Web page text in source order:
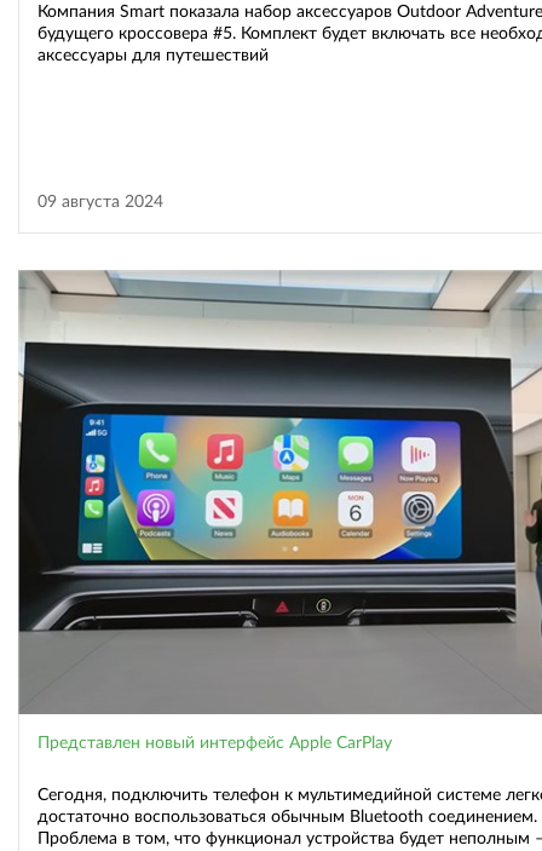
Компания Smart показала набор аксессуаров Outdoor
будущего кроссовера #5. Комплект будет включать все
аксессуары для путешествий
09 августа 2024
Представлен новый интерфейс Apple CarPlay
Сегодня, подключить телефон к мультимедийной системе
достаточно воспользоваться обычным Bluetooth соединением.
Проблема в том, что функционал устройства будет неполным